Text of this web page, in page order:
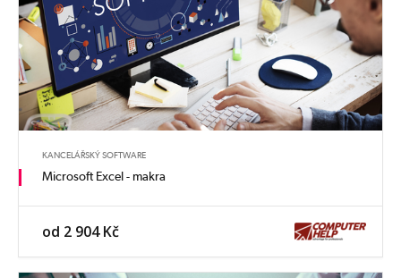
KANCELÁŘSKÝ SOFTWARE
Microsoft Excel - makra
od 2 904 Kč